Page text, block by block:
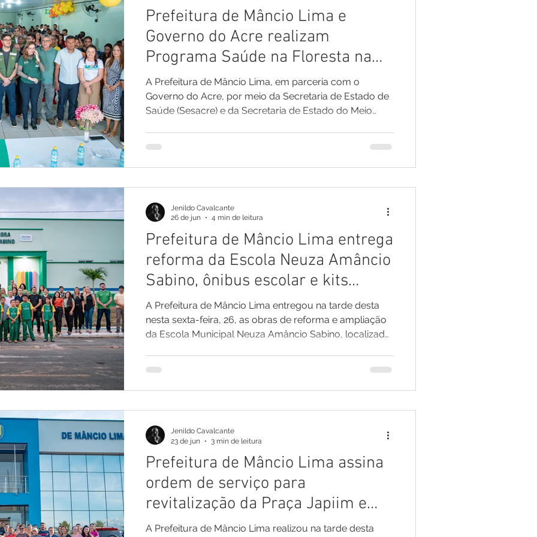
Prefeitura de Mâncio Lima e
Governo do Acre realizam
Programa Saúde na Floresta na
comunidade Pentecoste
A Prefeitura de Mâncio Lima, em parceria com o
Governo do Acre, por meio da Secretaria de Estado de
Saúde (Sesacre) e da Secretaria de Estado do Meio
Comunidade Paraná Pentecoste, localizada na Área de
Relevante Interesse Ecológico (Arie) Japiim Pentecoste.
saúde, cidadania
Prefeitura de Mâncio Lima entrega
reforma da Escola Neuza Amâncio
Sabino, ônibus escolar e kits
escolares para alunos da rede
municipal
A Prefeitura de Mâncio Lima entregou na tarde desta
nesta sexta-feira, 26, as obras de reforma e ampliação
da Escola Municipal Neuza Amâncio Sabino, localizada
e moradores da comunidade, celebrando mais um
Prefeitura real
Jenildo Cavalcante
26 de jun
4 min de leitura
Prefeitura de Mâncio Lima assina
ordem de serviço para
revitalização da Praça Japiim e
implantação de ponto para táxis
A Prefeitura de Mâncio Lima realizou na tarde desta
Jenildo Cavalcante
23 de jun
3 min de leitura